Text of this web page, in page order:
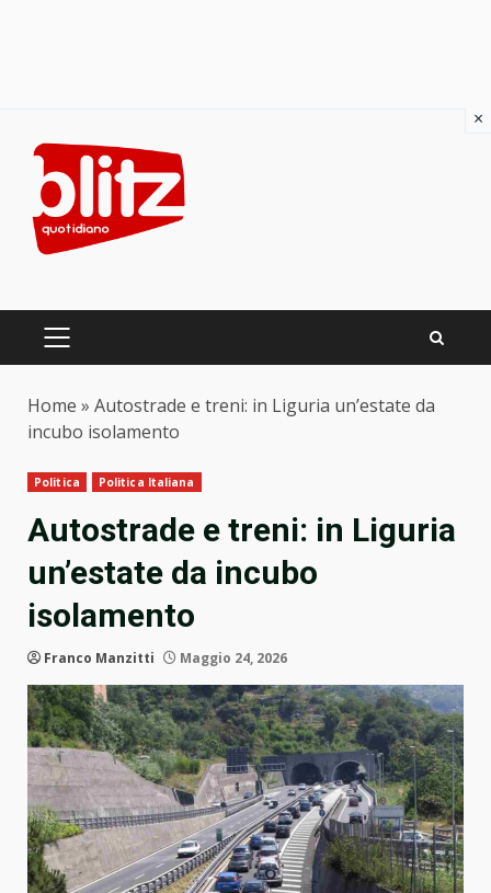
content
PRIMARY
Home » Autostrade e treni: in Liguria un’estate da
incubo isolamento
Politica Politica Italiana
Autostrade e treni: in Liguria
un’estate da incubo
isolamento
Franco Manzitti Maggio 24, 2026
×